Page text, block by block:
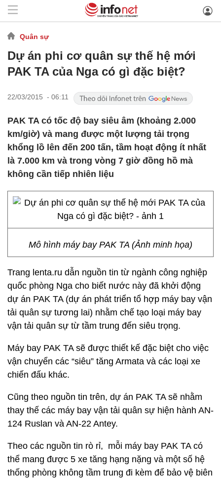
Quân sự
Dự án phi cơ quân sự thế hệ mới
PAK TA của Nga có gì đặc biệt?
22/03/2015 - 06:11
PAK TA có tốc độ bay siêu âm (khoảng 2.000
km/giờ) và mang được một lượng tải trọng
khổng lồ lên đến 200 tấn, tầm hoạt động ít nhất
là 7.000 km và trong vòng 7 giờ đồng hồ mà
không cần tiếp nhiên liệu
Mô hình máy bay PAK TA (Ảnh minh họa)
Trang lenta.ru dẫn nguồn tin từ ngành công nghiệp
quốc phòng Nga cho biết nước này đã khởi động
dự án PAK TA (dự án phát triển tổ hợp máy bay vận
tải quân sự tương lai) nhằm chế tạo loại máy bay
vận tải quân sự từ tầm trung đến siêu trọng.
Máy bay PAK TA sẽ được thiết kế đặc biệt cho việc
vận chuyển các “siêu” tăng Armata và các loại xe
chiến đấu khác.
Cũng theo nguồn tin trên, dự án PAK TA sẽ nhằm
thay thế các máy bay vận tải quân sự hiện hành AN-
124 Ruslan và AN-22 Antey.
Theo các nguồn tin rò rỉ, mỗi máy bay PAK TA có
thể mang được 5 xe tăng hạng nặng và một số hệ
thống phòng không tầm trung đi kèm để bảo vệ biên